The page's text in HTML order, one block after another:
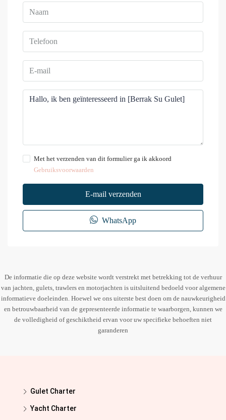
Met het verzenden van dit formulier ga ik akkoord
Gebruiksvoorwaarden
E-mail verzenden
WhatsApp
De informatie die op deze website wordt verstrekt met betrekking tot de verhuur
van jachten, gulets, trawlers en motorjachten is uitsluitend bedoeld voor algemene
informatieve doeleinden. Hoewel we ons uiterste best doen om de nauwkeurigheid
en betrouwbaarheid van de gepresenteerde informatie te waarborgen, kunnen we
de volledigheid of geschiktheid ervan voor uw specifieke behoeften niet
garanderen
Gulet Charter
Yacht Charter